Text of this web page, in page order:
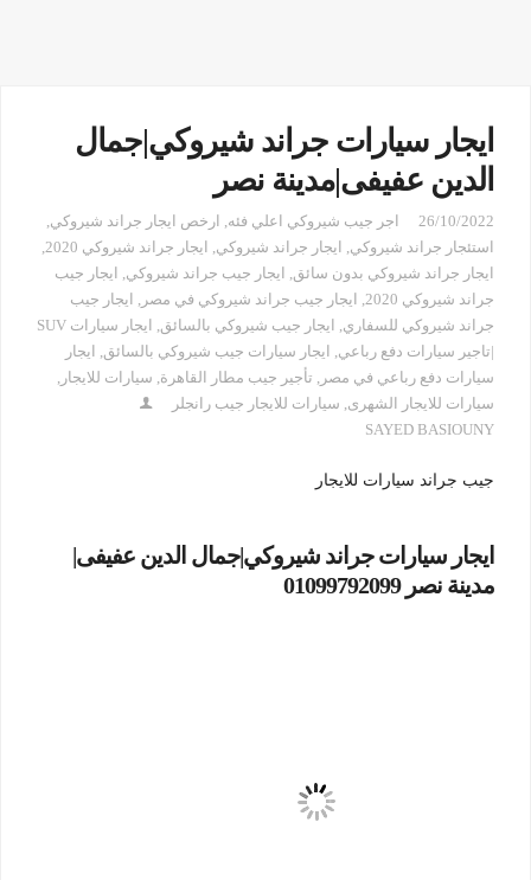
ايجار سيارات جراند شيروكي|جمال
الدين عفيفى|مدينة نصر
26/10/2022 اجر جيب شيروكي اعلي فئه, ارخص ايجار جراند شيروكي,
استئجار جراند شيروكي, ايجار جراند شيروكي, ايجار جراند شيروكي 2020
,
ايجار جراند شيروكي بدون سائق, ايجار جيب جراند شيروكي, ايجار جيب
جراند شيروكي 2020
, ايجار جيب جراند شيروكي في مصر , ايجار جيب
جراند شيروكي للسفاري, ايجار جيب شيروكي بالسائق,
ايجار سيارات SUV
|تاجير سيارات دفع رباعي, ايجار سيارات جيب شيروكي بالسائق, ايجار
سيارات دفع رباعي في مصر , تأجير جيب مطار القاهرة, سيارات للايجار ,
سيارات للايجار الشهرى, سيارات للايجار جيب رانجلر
SAYED BASIOUNY
جيب جراند سيارات للايجار
ايجار سيارات جراند شيروكي|جمال الدين عفيفى|
مدينة نصر 01099792099